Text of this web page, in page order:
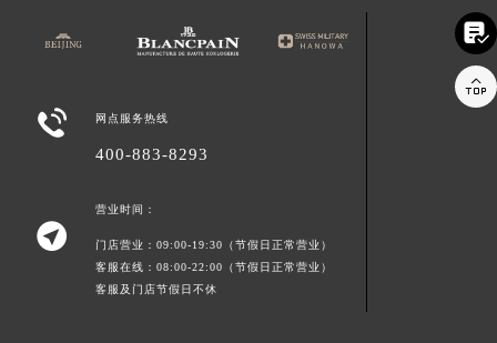
 网点服务热线
400-883-8293

营业时间：
门店营业：09:00-19:30（节假日正常营业）
客服在线：08:00-22:00（节假日正常营业）
客服及门店节假日不休

